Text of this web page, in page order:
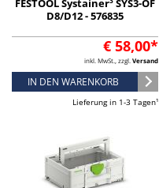
FESTOOL Systainer³ SYS3-OF
D8/D12 - 576835
€ 58,00*
inkl. MwSt., zzgl. Versand
IN DEN WARENKORB
Lieferung in 1-3 Tagen¹